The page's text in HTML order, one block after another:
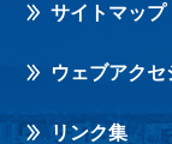
サイトマップ
ウェブアクセ
リンク集